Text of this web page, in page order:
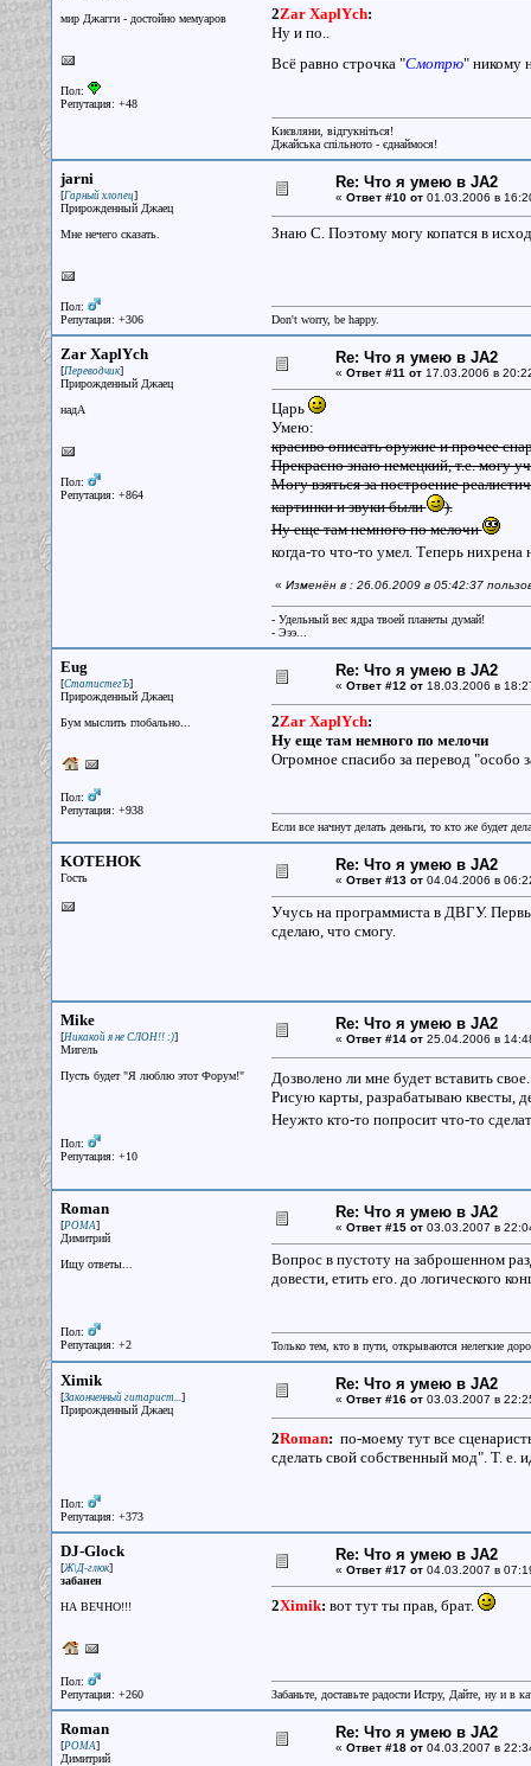
мир Джагги - достойно мемуаров
Пол:
Репутация: +48
2Zar XaplYch:
Ну и по..
Всё равно строчка "Смотрю" никому
Києвляни, відгукніться!
Джайська спільното - єднаймося!
jarni
[Гарный хлопец]
Прирожденный Джаец
Мне нечего сказать.
Пол:
Репутация: +306
Re: Что я умею в JA2
« Ответ #10 от01.03.2006 в
Знаю С. Поэтому могу копатся в
Don't worry, be happy.
Zar XaplYch
[Переводчик]
Прирожденный Джаец
надА
Пол:
Репутация: +864
Re: Что я умею в JA2
« Ответ #11 от17.03.2006 в
Царь
Умею:
красиво описать оружие и прочее
Прекрасно знаю немецкий, т.е. могу
Могу взяться за построение
картинки и звуки были
).
Ну еще там немного по мелочи
когда-то что-то умел. Теперь
« Изменён в : 26.06.2009 в 05:42:37
- Удельный вес ядра твоей планеты думай!
- Эээ...
Eug
[СтатистегЪ]
Прирожденный Джаец
Бум мыслить глобально...
Пол:
Репутация: +938
Re: Что я умею в JA2
« Ответ #12 от18.03.2006 в
2Zar XaplYch:
Ну еще там немного по мелочи
Огромное спасибо за перевод "особо
Если все начнут делать деньги, то кто же будет
KOTEHOK
Гость
Re: Что я умею в JA2
« Ответ #13 от04.04.2006 в
Учусь на программиста в ДВГУ.
сделаю, что смогу.
Mike
[Никакой я не СЛОН!! :)]
Мигель
Пусть будет "Я люблю этот Форум!"
Пол:
Репутация: +10
Re: Что я умею в JA2
« Ответ #14 от25.04.2006 в
Дозволено ли мне будет вставить
Рисую карты, разрабатываю квесты,
Неужто кто-то попросит что-то
Roman
[РОМА]
Димитрий
Ищу ответы...
Пол:
Репутация: +2
Re: Что я умею в JA2
« Ответ #15 от03.03.2007 в
Вопрос в пустоту на заброшенном
довести, етить его. до логического
Только тем, кто в пути, открываются нелегкие
Ximik
[Законченный гитарист...]
Прирожденный Джаец
Пол:
Репутация: +373
Re: Что я умею в JA2
« Ответ #16 от03.03.2007 в
2Roman: по-моему тут все
сделать свой собственный мод". Т.
DJ-Glock
[Ж\Д-глюк]
забанен
НА ВЕЧНО!!!
Пол:
Репутация: +260
Re: Что я умею в JA2
« Ответ #17 от04.03.2007 в
2Ximik: вот тут ты прав, брат.
Забаньте, доставьте радости Истру, Дайте, ну и
Roman
[РОМА]
Димитрий
Re: Что я умею в JA2
« Ответ #18 от04.03.2007 в